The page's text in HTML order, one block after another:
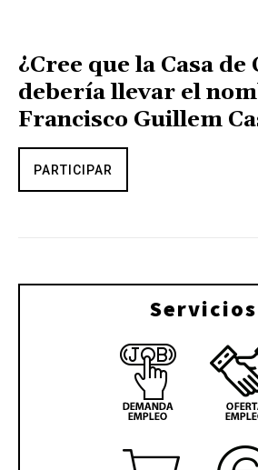
¿Cree que la Casa
debería llevar el
Francisco Guillem
PARTICIPAR
Servicios